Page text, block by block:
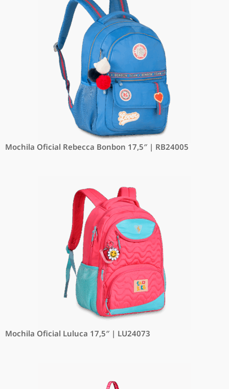
Mochila Oficial Rebecca Bonbon 17,5″ | RB24005
Mochila Oficial Luluca 17,5″ | LU24073